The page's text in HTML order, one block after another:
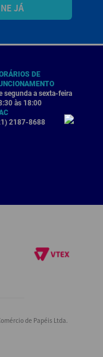
JÁ
DE
segunda a sexta-feira
às 18:00
2187-8688
de Papéis Ltda.